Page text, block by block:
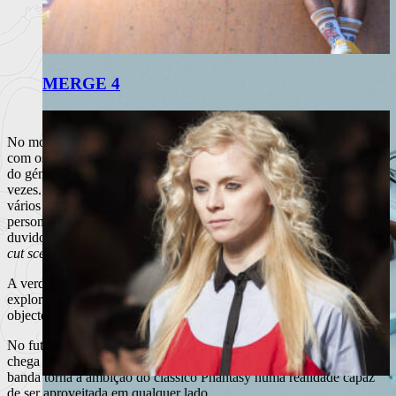
MERGE 4
No modo
a coisa ganha um contorno mais envolvente,
com os vários
quests
a completar ao longo do jogo, mas veteranos
do género terão já assistido à história de “Heroes of Ruin” umas 500
vezes. Um rei, um reinado, uma princesa, um vilão adormecido há
vários anos; desculpem se já jogaram o jogo e algum destes
personagens mencionados não se encontra lá (o que eu sinceramente
duvido) mas das vezes que joguei o jogo, acelerei os dialogos e as
cut scenes
A verdadeira diversão está no “Hack & Slash” presente durante
exploração das
dungeons , quase sempre enquanto se procura algum
objecto ou personagem fruto de uma missão.
No futuro em que vivemos, ainterneté um bem abundante, e já não
chega apenas através do cabo telefónico. O aumento de largura de
banda torna a ambição do clássico Phantasy numa realidade capaz
de ser aproveitada em qualquer lado.